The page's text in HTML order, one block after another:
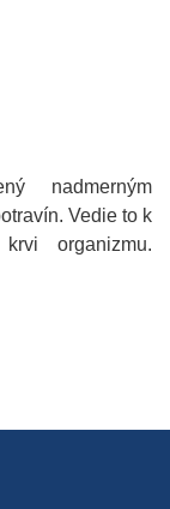
nadmerným
Vedie to k
organizmu.